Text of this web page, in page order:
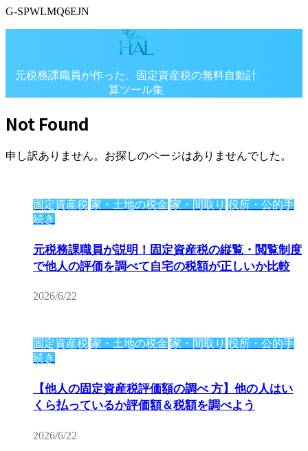
G-SPWLMQ6EJN
元税務課職員が作った、固定資産税の無料自動計
算ツール集
固定資産税の自動計算シミュレーション専門サイ
Not Found
申し訳ありません。お探しのページはありませんでした。
固定資産税 家・土地の税金 家・間取り 役所・公的手
続き
元税務課職員が説明！固定資産税の縦覧・閲覧制度
で他人の評価を調べて自宅の税額が正しいか比較
2026/6/22
固定資産税 家・土地の税金 家・間取り 役所・公的手
続き
【他人の固定資産税評価額の調べ 方】他の人はい
くら払っているか評価額＆税額を調べよう
2026/6/22